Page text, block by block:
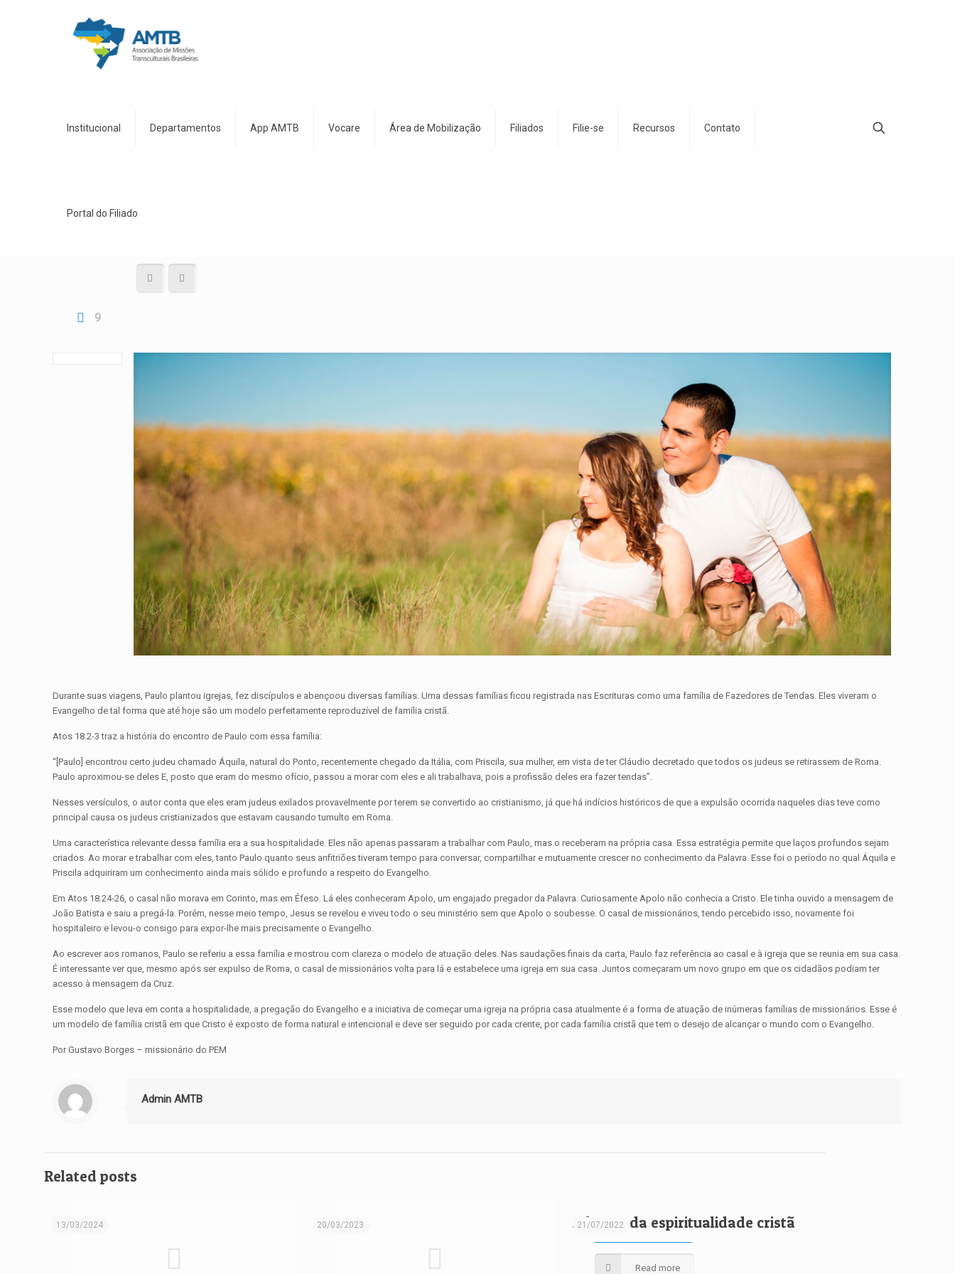
Institucional Departamentos App AMTB Vocare Área de Mobilização Filiados Filie-se Recursos Contato
Portal do Filiado
9
Durante suas viagens, Paulo plantou igrejas, fez discípulos e abençoou diversas famílias. Uma dessas famílias ficou registrada nas Escrituras como uma família de Fazedores de Tendas. Eles viveram o
Evangelho de tal forma que até hoje são um modelo perfeitamente reproduzível de família cristã.
Atos 18.2-3 traz a história do encontro de Paulo com essa família:
“[Paulo] encontrou certo judeu chamado Áquila, natural do Ponto, recentemente chegado da Itália, com Priscila, sua mulher, em vista de ter Cláudio decretado que todos os judeus se retirassem de Roma.
Paulo aproximou-se deles E, posto que eram do mesmo ofício, passou a morar com eles e ali trabalhava, pois a profissão deles era fazer tendas”.
Nesses versículos, o autor conta que eles eram judeus exilados provavelmente por terem se convertido ao cristianismo, já que há indícios históricos de que a expulsão ocorrida naqueles dias teve como
principal causa os judeus cristianizados que estavam causando tumulto em Roma.
Uma característica relevante dessa família era a sua hospitalidade. Eles não apenas passaram a trabalhar com Paulo, mas o receberam na própria casa. Essa estratégia permite que laços profundos sejam
criados. Ao morar e trabalhar com eles, tanto Paulo quanto seus anfitriões tiveram tempo para conversar, compartilhar e mutuamente crescer no conhecimento da Palavra. Esse foi o período no qual Áquila e
Priscila adquiriram um conhecimento ainda mais sólido e profundo a respeito do Evangelho.
Em Atos 18.24-26, o casal não morava em Corinto, mas em Éfeso. Lá eles conheceram Apolo, um engajado pregador da Palavra. Curiosamente Apolo não conhecia a Cristo. Ele tinha ouvido a mensagem de
João Batista e saiu a pregá-la. Porém, nesse meio tempo, Jesus se revelou e viveu todo o seu ministério sem que Apolo o soubesse. O casal de missionários, tendo percebido isso, novamente foi
hospitaleiro e levou-o consigo para expor-lhe mais precisamente o Evangelho.
Ao escrever aos romanos, Paulo se referiu a essa família e mostrou com clareza o modelo de atuação deles. Nas saudações finais da carta, Paulo faz referência ao casal e à igreja que se reunia em sua casa.
É interessante ver que, mesmo após ser expulso de Roma, o casal de missionários volta para lá e estabelece uma igreja em sua casa. Juntos começaram um novo grupo em que os cidadãos podiam ter
acesso à mensagem da Cruz.
Esse modelo que leva em conta a hospitalidade, a pregação do Evangelho e a iniciativa de começar uma igreja na própria casa atualmente é a forma de atuação de inúmeras famílias de missionários. Esse é
um modelo de família cristã em que Cristo é exposto de forma natural e intencional e deve ser seguido por cada crente, por cada família cristã que tem o desejo de alcançar o mundo com o Evangelho.
Por Gustavo Borges – missionário do PEM
Admin AMTB
Related posts
13/03/2024 20/03/2023 21/07/2022
A busca da espiritualidade cristã
Read more